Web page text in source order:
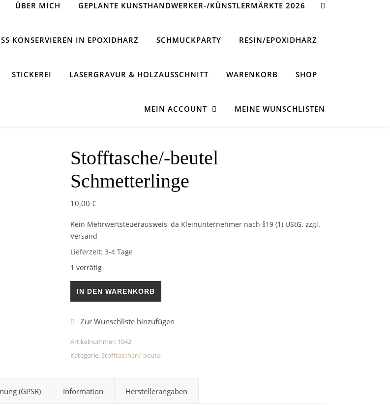
ÜBER MICH GEPLANTE KUNSTHANDWERKER-/KÜNSTLERMÄRKTE 2026
KONSERVIEREN IN EPOXIDHARZ SCHMUCKPARTY RESIN/EPOXIDHARZ
STICKEREI LASERGRAVUR & HOLZAUSSCHNITT WARENKORB SHOP
MEIN ACCOUNT MEINE WUNSCHLISTEN
Stofftasche/-beutel
Schmetterlinge
10,00 €
Kein Mehrwertsteuerausweis, da Kleinunternehmer nach §19 (1) UStG. zzgl.
Versand
Lieferzeit: 3-4 Tage
1 vorrätig
Stofftasche/-beutel Schmetterlinge Menge
IN DEN WARENKORB
Artikelnummer: 1042
Kategorie: Stofftaschen/-beutel
(GPSR) Information Herstellerangaben